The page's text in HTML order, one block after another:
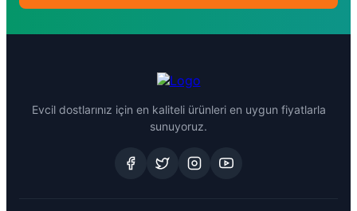
Evcil dostlarınız için en kaliteli ürünleri en uygun fiyatlarla
sunuyoruz.